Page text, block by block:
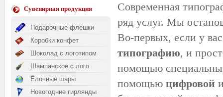
Сувенирная продукция
Подарочные флешки
Коробки конфет
Шоколад с логотипом
Шампанское с лого
Ёлочные шары
Новогодние гирлянды
Современная
ряд услуг. Мы
Во-первых, если у
типографию, и
помощью
помощью цифровой